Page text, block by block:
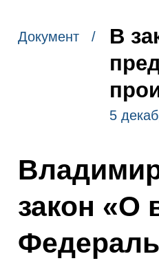
Документ /
В
5
закон «О